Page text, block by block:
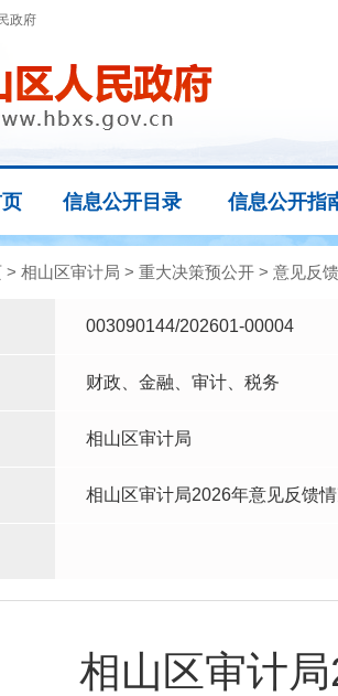
政府
信息公开目录 信息公开指
> 相山区审计局 > 重大决策预公开 > 意见反馈
003090144/202601-00004
财政、金融、审计、税务
相山区审计局
相山区审计局2026年意见反馈
相山区审计